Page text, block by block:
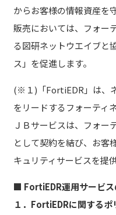
からお客様の情報資産を
販売においては、フォー
る図研ネットウエイブと
ス」を促進します。
(※１)「FortiEDR」は、
をリードするフォーティ
ＪＢサービスは、フォー
として契約を結び、お客
キュリティサービスを提
■ FortiEDR運用サービス
１．FortiEDRに関する